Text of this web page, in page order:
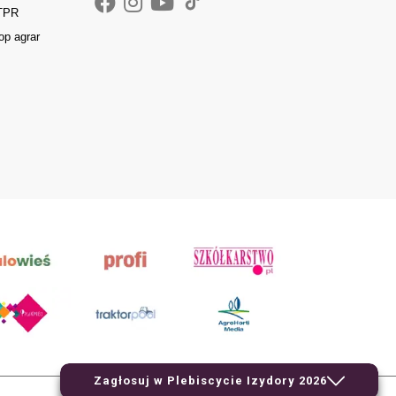
Zagłosuj w Plebiscycie Izydory 2026
agrar